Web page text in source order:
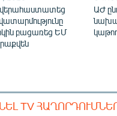
վերահաստատեց
բացառեց ԵՄ
ԱԺ
TV